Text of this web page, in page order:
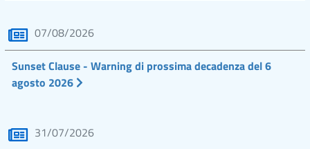
07/08/2026
Sunset Clause - Warning di prossima decadenza del 6
agosto 2026
31/07/2026